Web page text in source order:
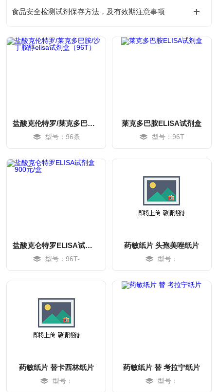
食品安全检测试剂保存方法，及有效期注意事项
盐酸克伦特罗/莱克多巴胺/沙丁胺醇elisa试剂盒（96T）
型号：96条
莱克多巴胺ELISA试剂盒
型号：96T
盐酸克仑特罗ELISA试剂盒 900元/盒
型号：96T-
药敏纸片 头孢美唑纸片
型号：
药敏纸片 替卡西林纸片
型号：
药敏纸片 替 考拉宁纸片
型号：